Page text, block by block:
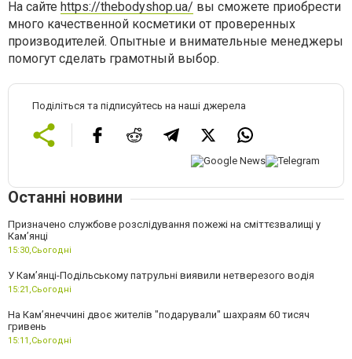
На сайте https://thebodyshop.ua/ вы сможете приобрести
много качественной косметики от проверенных
производителей. Опытные и внимательные менеджеры
помогут сделать грамотный выбор.
Поділіться та підписуйтесь на наші джерела
Останні новини
Призначено службове розслідування пожежі на сміттєзвалищі у
Кам’янці
15:30,Сьогодні
У Кам’янці-Подільському патрульні виявили нетверезого водія
15:21,Сьогодні
На Камʼянеччині двоє жителів "подарували" шахраям 60 тисяч
гривень
15:11,Сьогодні